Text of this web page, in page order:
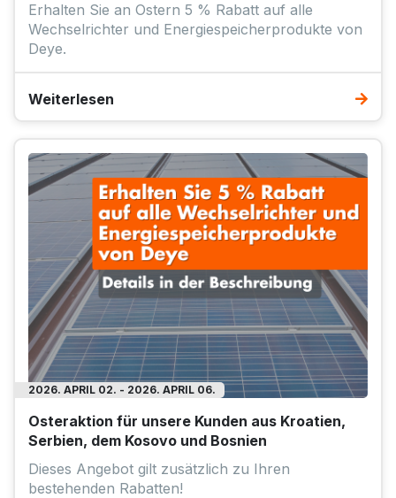
Erhalten Sie an Ostern 5 % Rabatt auf alle
Wechselrichter und Energiespeicherprodukte von
Deye.
Weiterlesen
2026. APRIL 02. - 2026. APRIL 06.
Osteraktion für unsere Kunden aus Kroatien,
Serbien, dem Kosovo und Bosnien
Dieses Angebot gilt zusätzlich zu Ihren
bestehenden Rabatten!